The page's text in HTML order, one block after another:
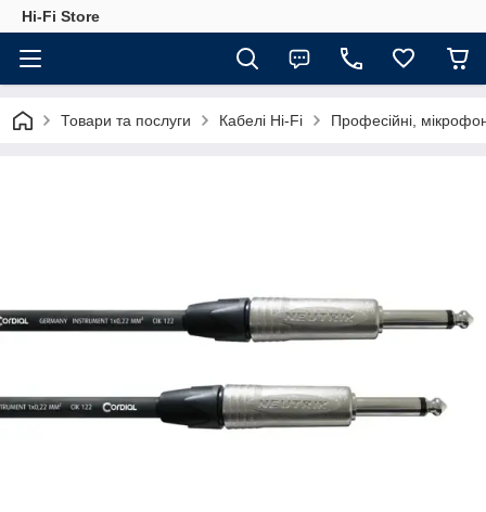
Hi-Fi Store
Товари та послуги Кабелі Hi-Fi Професійні,